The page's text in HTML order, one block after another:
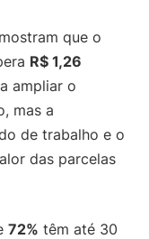
que o
R$ 1,26
ampliar o
mas a
de trabalho e o
das parcelas
72% têm até 30